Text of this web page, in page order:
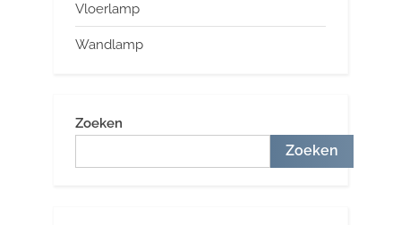
Vloerlamp
Wandlamp
Zoeken
Zoeken